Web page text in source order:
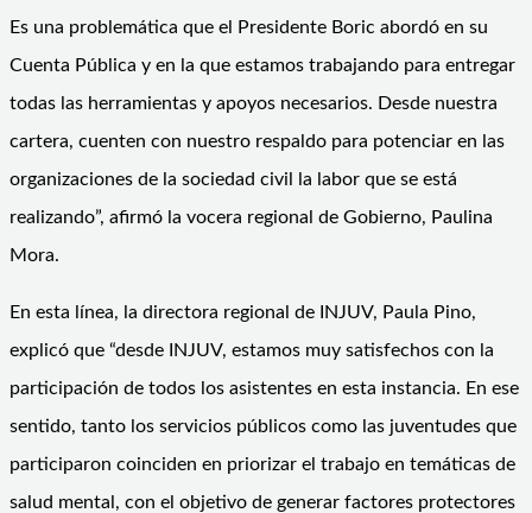
Es una problemática que el Presidente Boric abordó en su
Cuenta Pública y en la que estamos trabajando para entregar
todas las herramientas y apoyos necesarios. Desde nuestra
cartera, cuenten con nuestro respaldo para potenciar en las
organizaciones de la sociedad civil la labor que se está
realizando”, afirmó la vocera regional de Gobierno, Paulina
Mora.
En esta línea, la directora regional de INJUV, Paula Pino,
explicó que “desde INJUV, estamos muy satisfechos con la
participación de todos los asistentes en esta instancia. En ese
sentido, tanto los servicios públicos como las juventudes que
participaron coinciden en priorizar el trabajo en temáticas de
salud mental, con el objetivo de generar factores protectores